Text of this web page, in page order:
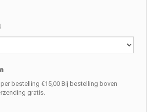
bestelling €15,00 Bij bestelling boven
gratis.